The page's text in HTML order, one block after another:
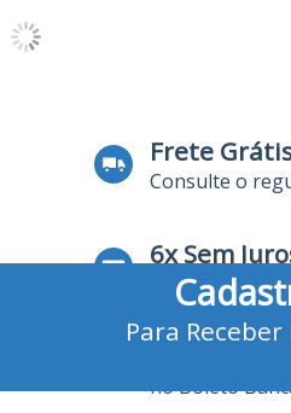
Frete
Consulte o
6x Sem
no Cartão de
no Boleto
Para